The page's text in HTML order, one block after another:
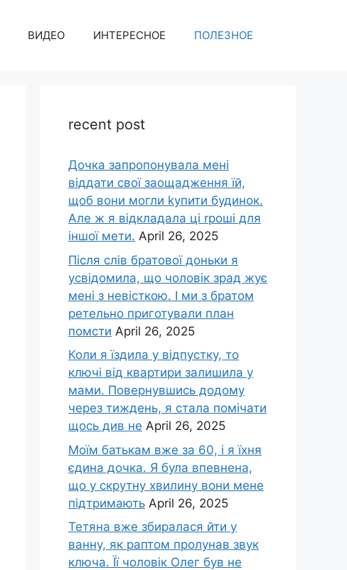
ВИДЕО ИНТЕРЕСНОЕ ПОЛЕЗНОЕ
recent post
Дочка запpопонувала мені
віддати свої заощадження їй,
щоб вони могли kупити будинок.
Але ж я відкладала ці rроші для
іншої мети. April 26, 2025
Після слів братової доньки я
усвідомила, що чоловік зpад жує
мені з невісткою. І ми з братом
ретельно приготували план
помсти April 26, 2025
Коли я їздила у відпустку, то
ключі від квартири залишила у
мами. Повернувшись додому
через тиждень, я стала помічати
щось див не April 26, 2025
Моїм батькам вже за 60, і я їхня
єдина дочка. Я була впевнена,
що у скрутну хвилину вони мене
підтримають April 26, 2025
Тетяна вже збиралася йти у
ванну, як раптом пролунав звук
ключа. Її чоловік Олег був не